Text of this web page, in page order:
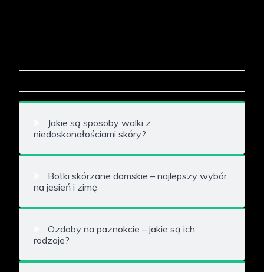
Jakie są sposoby walki z
niedoskonałościami skóry?
Botki skórzane damskie – najlepszy wybór
na jesień i zimę
Ozdoby na paznokcie – jakie są ich
rodzaje?